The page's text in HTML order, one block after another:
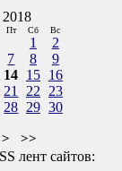
2018
Пт Сб Вс
1
2
7 8
9
14 15 16
21 22
23
28 29 30
> >>
лент сайтов: